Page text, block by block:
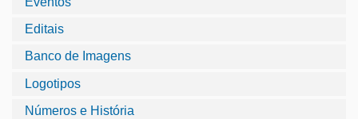
Editais
Banco de Imagens
Logotipos
Números e História